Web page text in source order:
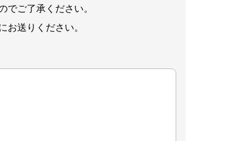
でご了承ください。
お送りください。